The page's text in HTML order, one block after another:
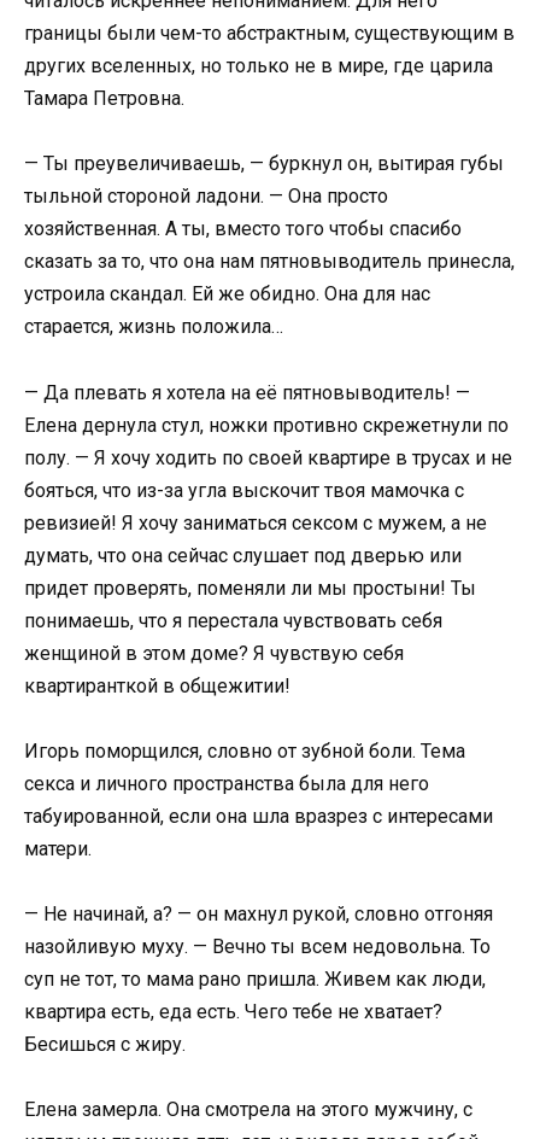
границы были чем-то абстрактным, существующим в
других вселенных, но только не в мире, где царила
Тамара Петровна.
— Ты преувеличиваешь, — буркнул он, вытирая губы
тыльной стороной ладони. — Она просто
хозяйственная. А ты, вместо того чтобы спасибо
сказать за то, что она нам пятновыводитель принесла,
устроила скандал. Ей же обидно. Она для нас
старается, жизнь положила…
— Да плевать я хотела на её пятновыводитель! —
Елена дернула стул, ножки противно скрежетнули по
полу. — Я хочу ходить по своей квартире в трусах и не
бояться, что из-за угла выскочит твоя мамочка с
ревизией! Я хочу заниматься сексом с мужем, а не
думать, что она сейчас слушает под дверью или
придет проверять, поменяли ли мы простыни! Ты
понимаешь, что я перестала чувствовать себя
женщиной в этом доме? Я чувствую себя
квартиранткой в общежитии!
Игорь поморщился, словно от зубной боли. Тема
секса и личного пространства была для него
табуированной, если она шла вразрез с интересами
матери.
— Не начинай, а? — он махнул рукой, словно отгоняя
назойливую муху. — Вечно ты всем недовольна. То
суп не тот, то мама рано пришла. Живем как люди,
квартира есть, еда есть. Чего тебе не хватает?
Бесишься с жиру.
Елена замерла. Она смотрела на этого мужчину, с